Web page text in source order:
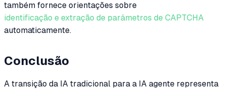
também fornece orientações sobre
identificação e extração de parâmetros de CAPTCHA
automaticamente.
Conclusão
A transição da IA tradicional para a IA agente representa